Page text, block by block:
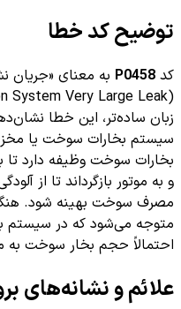
توضیح کد خطا
کد P0458 به معنای «جریان
زبان ساده‌تر، این خطا
سیستم بخارات سوخت یا
بخارات سوخت وظیفه دارد
و به موتور بازگرداند تا از
متوجه می‌شود که در سیستم
احتمالاً حجم بخار سوخت
علائم و نشانه‌های